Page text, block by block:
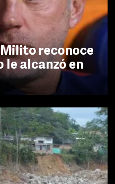
reconoce
le alcanzó en